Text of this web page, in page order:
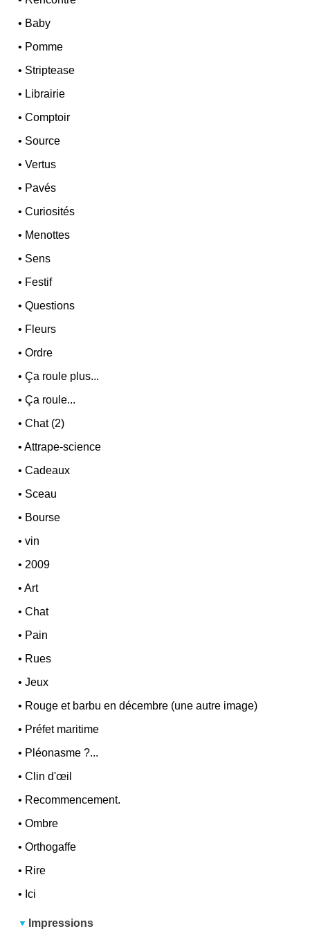
• Baby
• Pomme
• Striptease
• Librairie
•Comptoir
• Source
•Vertus
• Pavés
•Curiosités
• Menottes
• Sens
• Festif
•Questions
• Fleurs
•Ordre
•Ça roule plus...
•Ça roule...
•Chat (2)
•Attrape-science
•Cadeaux
• Sceau
• Bourse
•vin
• 2009
•Art
•Chat
• Pain
• Rues
•Jeux
• Rouge et barbu en décembre (une autre image)
• Préfet maritime
• Pléonasme ?...
•Clin d'œil
• Recommencement.
•Ombre
•Orthogaffe
• Rire
• Ici
Impressions